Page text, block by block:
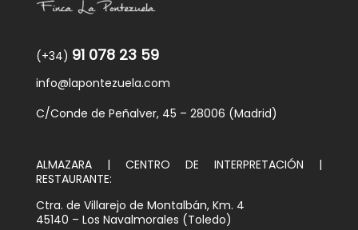
(+34) 91 078 23 59
info@lapontezuela.com
C/Conde de Peñalver, 45 – 28006 (Madrid)
ALMAZARA | CENTRO DE INTERPRETACIÓN |
RESTAURANTE:
Ctra. de Villarejo de Montalbán, Km. 4
45140 – Los Navalmorales (Toledo)